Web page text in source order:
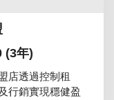
(3年)
店透過控制租
行銷實現穩健盈